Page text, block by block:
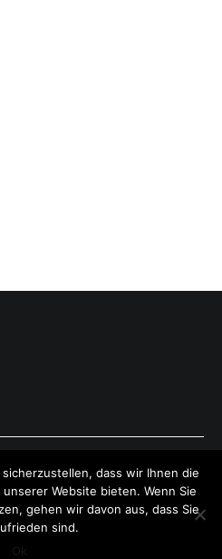
. All rights reserved.
Powered byWordPress .
dass wir Ihnen die
Website bieten. Wenn Sie
gehen wir davon aus, dass Sie
sind.
Ok